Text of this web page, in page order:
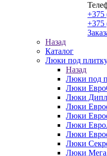
+375
+375
Назад
Каталог
Люки под
Назад
Люки под
Люки
Люки
Люки
Люки
Люки
Люки
Люки
Люки